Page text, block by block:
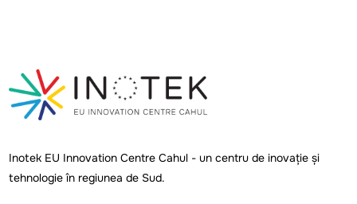
Inotek EU Innovation Centre Cahul - un centru de inovație și
tehnologie în regiunea de Sud.